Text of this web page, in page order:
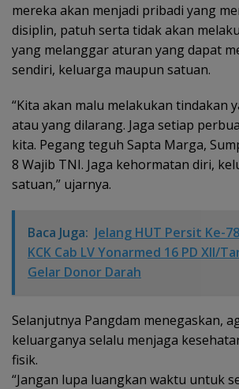
mereka akan menjadi pribadi yang
disiplin, patuh serta tidak akan
yang melanggar aturan yang dapat
sendiri, keluarga maupun satuan.
“Kita akan malu melakukan tindakan
atau yang dilarang. Jaga setiap
kita. Pegang teguh Sapta Marga,
8 Wajib TNI. Jaga kehormatan diri,
satuan,” ujarnya.
Baca Juga: Jelang HUT Persit Ke-
KCK Cab LV Yonarmed 16 PD XII/
Gelar Donor Darah
Selanjutnya Pangdam menegaskan,
keluarganya selalu menjaga
fisik.
“Jangan lupa luangkan waktu untuk